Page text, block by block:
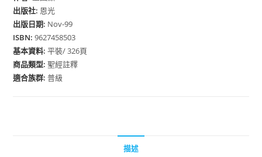
出版社: 恩光
出版日期: Nov-99
ISBN:9627458503
基本資料:平裝/ 326頁
商品類型:聖經註釋
適合族群:普級
描述